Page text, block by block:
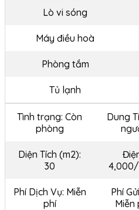
Lò vi sóng
Máy điều hoà
Phòng tắm
Tủ lạnh
Tình trạng: Còn
phòng
Dung
Diện Tích (m2):
30
Phí Dịch Vụ: Miễn
phí
Phí
Miễn